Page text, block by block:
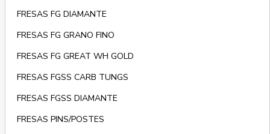
FRESAS FG DIAMANTE
FRESAS FG GRANO FINO
FRESAS FG GREAT WH GOLD
FRESAS FGSS CARB TUNGS
FRESAS FGSS DIAMANTE
FRESAS PINS/POSTES